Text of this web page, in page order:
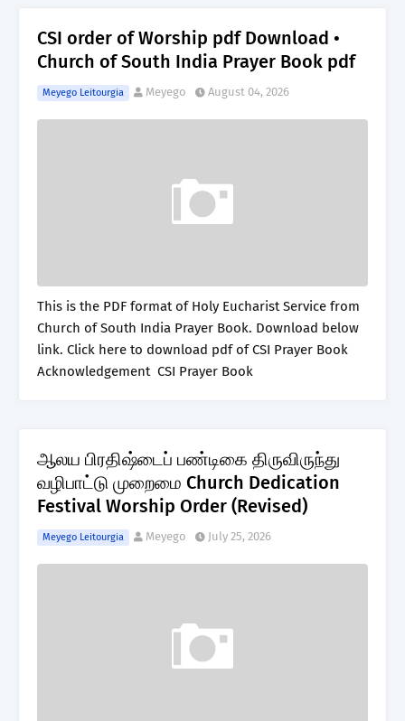
CSI order of Worship pdf Download •
Church of South India Prayer Book pdf
Meyego Leitourgia Meyego August 04, 2026
This is the PDF format of Holy Eucharist Service from
Church of South India Prayer Book. Download below
link. Click here to download pdf of CSI Prayer Book
Acknowledgement CSI Prayer Book
ஆலய பிரதிஷ்டைப் பண்டிகை திருவிருந்து
வழிபாட்டு முறைமை Church Dedication
Festival Worship Order (Revised)
Meyego Leitourgia Meyego July 25, 2026